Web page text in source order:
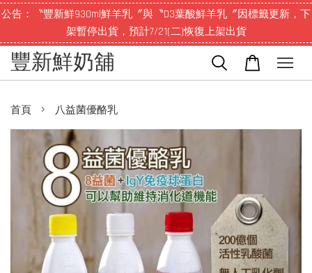
公告：〝豐新鮮930ml鮮羊乳〞與〝D3葉酸鮮羊乳〞因標籤更新，下
架暫停出貨，預計7/21(二)恢復上架出貨
豐新鮮奶舖
首頁 › 八益菌優酪乳